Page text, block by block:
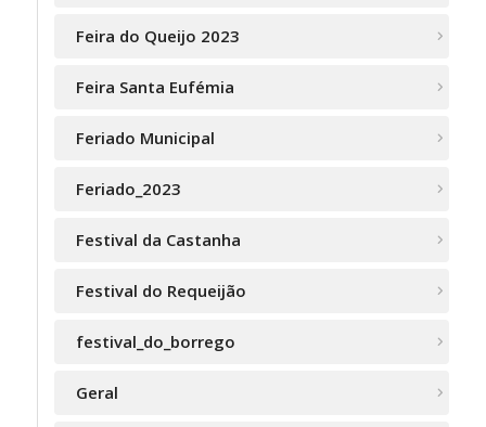
Feira do Queijo 2023
Feira Santa Eufémia
Feriado Municipal
Feriado_2023
Festival da Castanha
Festival do Requeijão
festival_do_borrego
Geral